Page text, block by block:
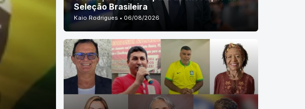
Seleção Brasileira
Kaio Rodrigues • 06/08/2026